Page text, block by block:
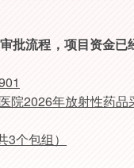
批流程，项目资金已
院2026年放射性药品
3个包组）